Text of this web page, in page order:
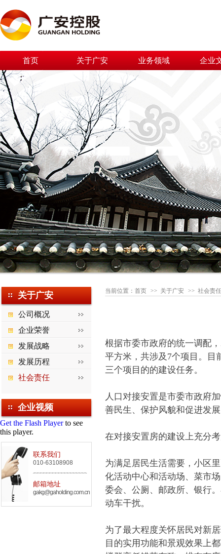
首页 关于广安 业务领域 企业
关于广安
公司概况
企业荣誉
发展战略
发展历程
社会责任
企业视频
Get the Flash Playerto see
this player.
联系我们
010-63108908
邮箱地址
gakg@gaholding.com.cn
当前位置： 首页 >> 关于广安 >> 社会责任
根据市委市政府的统一调配
平方米，共涉及7个项目。目
三个项目的的建设任务。
人口对接安置是市委市政府
善民生、保护风貌和促进发
在对接安置房的建设上充分
为满足居民生活需要，小区
化活动中心和活动场、菜市
委会、公厕、邮政所、银行
动车干扰。
为了最大程度关怀居民对新
目的实用功能和景观效果上